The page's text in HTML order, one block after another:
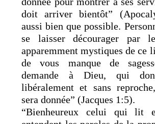
doit arriver bientôt”
aussi bien que possible.
se laisser décourager par
apparemment mystiques de ce
de vous manque de
demande à Dieu, qui
libéralement et sans
sera donnée” (Jacques 1:5).
“Bienheureux celui qui lit